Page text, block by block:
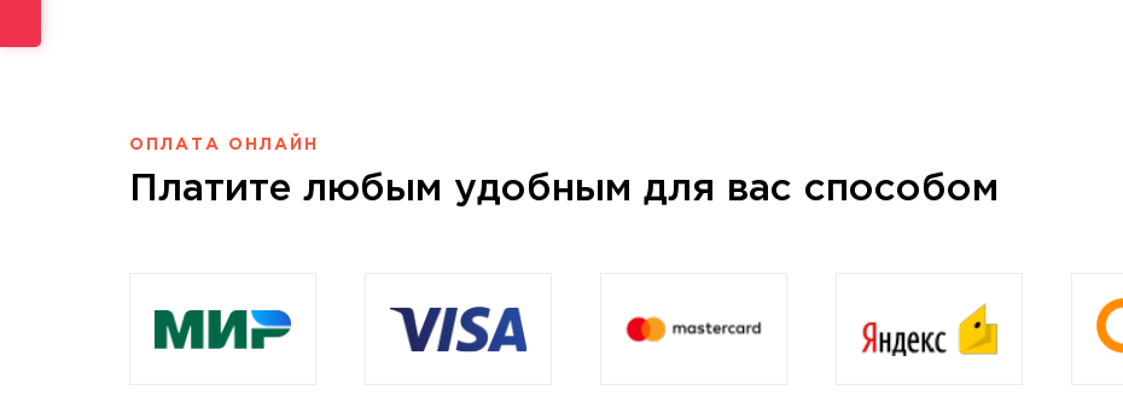
ОПЛАТА ОНЛАЙН
Платите любым удобным для вас способом